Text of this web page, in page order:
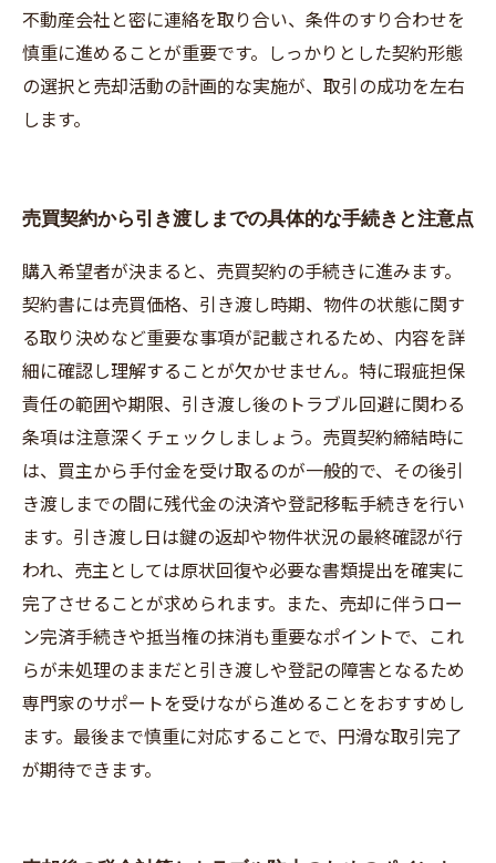
不動産会社と密に連絡を取り合い、条件のすり合わせを
慎重に進めることが重要です。しっかりとした契約形態
の選択と売却活動の計画的な実施が、取引の成功を左右
します。
売買契約から引き渡しまでの具体的な手続きと注意点
購入希望者が決まると、売買契約の手続きに進みます。
契約書には売買価格、引き渡し時期、物件の状態に関す
る取り決めなど重要な事項が記載されるため、内容を詳
細に確認し理解することが欠かせません。特に瑕疵担保
責任の範囲や期限、引き渡し後のトラブル回避に関わる
条項は注意深くチェックしましょう。売買契約締結時に
は、買主から手付金を受け取るのが一般的で、その後引
き渡しまでの間に残代金の決済や登記移転手続きを行い
ます。引き渡し日は鍵の返却や物件状況の最終確認が行
われ、売主としては原状回復や必要な書類提出を確実に
完了させることが求められます。また、売却に伴うロー
ン完済手続きや抵当権の抹消も重要なポイントで、これ
らが未処理のままだと引き渡しや登記の障害となるため
専門家のサポートを受けながら進めることをおすすめし
ます。最後まで慎重に対応することで、円滑な取引完了
が期待できます。